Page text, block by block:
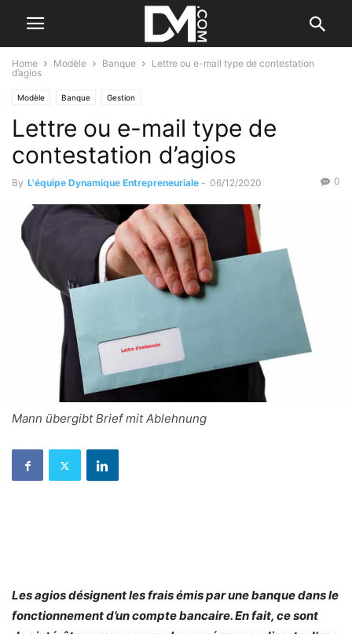
Home Modèle Banque
Lettre ou e-mail type de contestation
d’agios
Modèle Banque Gestion
Lettre ou e-mail type de
contestation d’agios
By L'équipe Dynamique Entrepreneuriale - 06/12/2020 0
Mann übergibt Brief mit Ablehnung
Les agios désignent les frais émis par une banque dans le
fonctionnement d’un compte bancaire. En fait, ce sont